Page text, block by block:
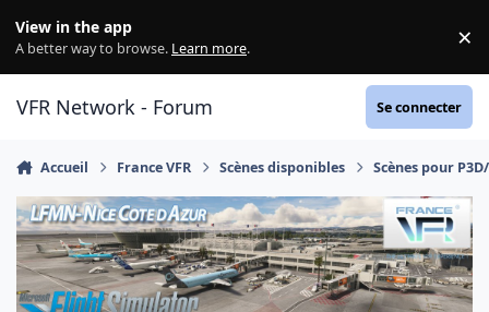
View in the app
A better way to browse. Learn more. ×
VFR Network - Forum Se connecter
Accueil France VFR Scènes disponibles Scènes pour